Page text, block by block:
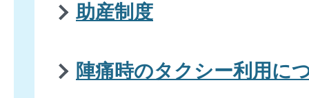
助産制度
陣痛時のタクシー利用に